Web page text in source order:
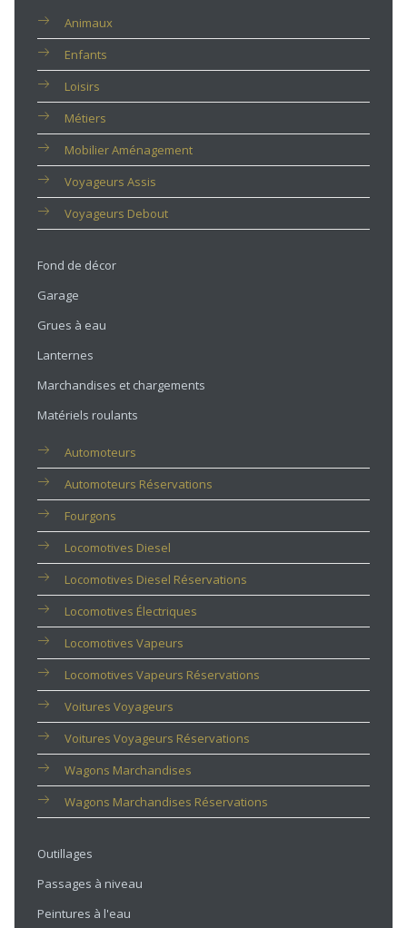
Animaux
Enfants
Loisirs
Métiers
Mobilier Aménagement
Voyageurs Assis
Voyageurs Debout
Fond de décor
Garage
Grues à eau
Lanternes
Marchandises et chargements
Matériels roulants
Automoteurs
Automoteurs Réservations
Fourgons
Locomotives Diesel
Locomotives Diesel Réservations
Locomotives Électriques
Locomotives Vapeurs
Locomotives Vapeurs Réservations
Voitures Voyageurs
Voitures Voyageurs Réservations
Wagons Marchandises
Wagons Marchandises Réservations
Outillages
Passages à niveau
Peintures à l'eau